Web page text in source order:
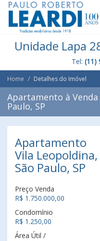
Unidade Lapa
Tel: (11)
Home Detalhes do Imóvel
Apartamento à
Paulo, SP
Apartamento
Vila Leopoldina,
São Paulo, SP
Preço Venda
R$ 1.750.000,00
Condomínio
R$ 1.250,00
Área Útil /